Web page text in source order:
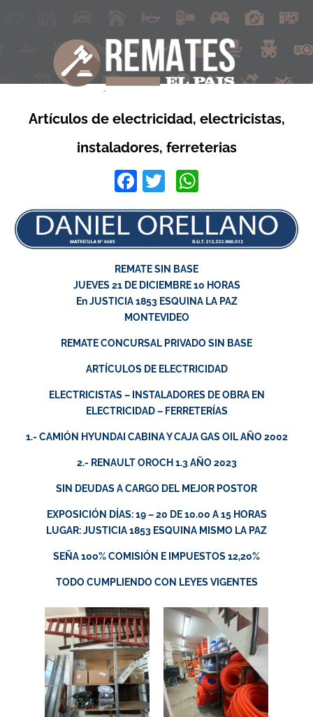
Artículos de electricidad, electricistas,
instaladores, ferreterias
Facebook
Twitter
REMATE SIN BASE
JUEVES 21 DE DICIEMBRE 10 HORAS
En JUSTICIA 1853 ESQUINA LA PAZ
MONTEVIDEO
REMATE CONCURSAL PRIVADO SIN BASE
ARTÍCULOS DE ELECTRICIDAD
ELECTRICISTAS – INSTALADORES DE OBRA EN
ELECTRICIDAD – FERRETERÍAS
1.- CAMIÓN HYUNDAI CABINA Y CAJA GAS OIL AÑO 2002
2.- RENAULT OROCH 1.3 AÑO 2023
SIN DEUDAS A CARGO DEL MEJOR POSTOR
EXPOSICIÓN DÍAS: 19 – 20 DE 10.00 A 15 HORAS
LUGAR: JUSTICIA 1853 ESQUINA MISMO LA PAZ
SEÑA 100% COMISIÓN E IMPUESTOS 12,20%
TODO CUMPLIENDO CON LEYES VIGENTES